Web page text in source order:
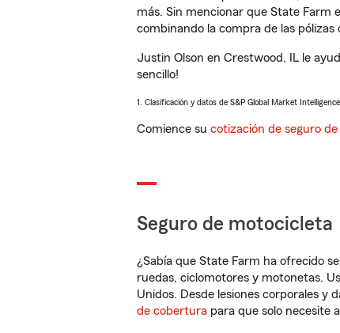
más. Sin mencionar que State Farm
combinando la compra de las
Justin Olson en Crestwood, IL le
sencillo!
1. Clasificación y datos de S&P Global Market
Comience su cotización de seguro
Seguro de motocicleta
¿Sabía que State Farm ha ofrecido
ruedas, ciclomotores y motonetas.
Unidos. Desde lesiones corporales y
de cobertura para que solo necesite